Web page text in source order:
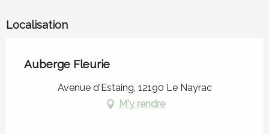
Localisation
Auberge Fleurie
Avenue d'Estaing, 12190 Le Nayrac
M'y rendre